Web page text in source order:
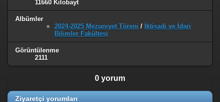
11660 Kilobayt
Albümler
2024-2025 Mezuniyet Töreni /
İktisadi ve İdari
Bilimler Fakültesi
Görüntülenme
2111
0 yorum
Ziyaretçi yorumları